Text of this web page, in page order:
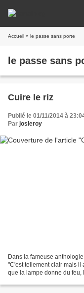
Accueil » le passe sans porte
le passe sans
Cuire le riz
Publié le 01/11/2014 à
Par josleroy
Dans la fameuse
"C'est tellement clair mais il
que la lampe donne du feu,